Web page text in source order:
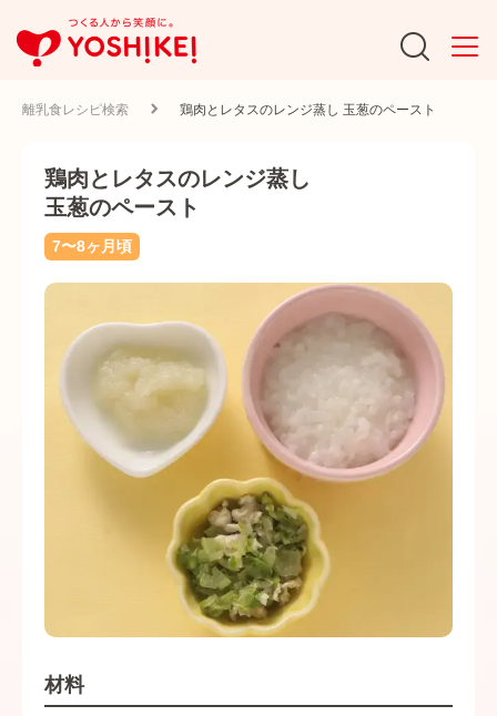
離乳食レシピ検索 鶏肉とレタスのレンジ蒸し 玉葱のペースト
鶏肉とレタスのレンジ蒸し
玉葱のペースト
7〜8ヶ月頃
材料